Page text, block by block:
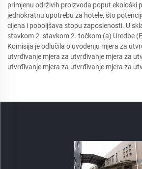
primjenu održivih proizvoda poput ekološki
jednokratnu upotrebu za hotele, što
cijena i poboljšava stopu zaposlenosti. U
stavkom 2. stavkom 2. točkom (a) Uredbe
Komisija je odlučila o uvođenju mjera za
utvrđivanje mjera za utvrđivanje mjera za
utvrđivanje mjera za utvrđivanje mjera za